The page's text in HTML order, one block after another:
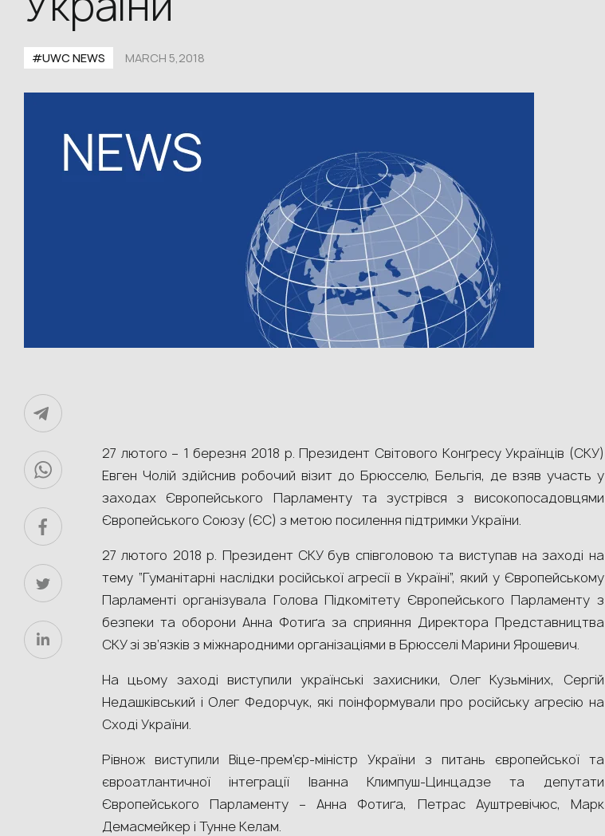
#UWC NEWS MARCH 5,2018
27 лютого – 1 березня 2018 р. Президент Світового Конґресу Українців (СКУ)
Евген Чолій здійснив робочий візит до Брюсселю, Бельгія, де взяв участь у
заходах Європейського Парламенту та зустрівся з високопосадовцями
Європейського Союзу (ЄС) з метою посилення підтримки України.
27 лютого 2018 р. Президент СКУ був співголовою та виступав на заході на
тему “Гуманітарні наслідки російської агресії в Україні”, який у Європейському
Парламенті організувала Голова Підкомітету Європейського Парламенту з
безпеки та оборони Анна Фотиґа за сприяння Директора Представництва
СКУ зі зв’язків з міжнародними організаціями в Брюсселі Марини Ярошевич.
На цьому заході виступили українські захисники, Олег Кузьміних, Сергій
Недашківський і Олег Федорчук, які поінформували про російську агресію на
Сході України.
Рівнож виступили Віце-прем’єр-міністр України з питань європейської та
євроатлантичної інтеграції Іванна Климпуш-Цинцадзе та депутати
Європейського Парламенту – Анна Фотиґа, Петрас Ауштревічюс, Марк
Демасмейкер і Тунне Келам.